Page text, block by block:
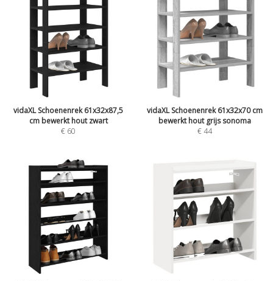
vidaXL Schoenenrek 61x32x87,5
cm bewerkt hout zwart
€ 60
vidaXL Schoenenrek 61x32x70 cm
bewerkt hout grijs sonoma
€44